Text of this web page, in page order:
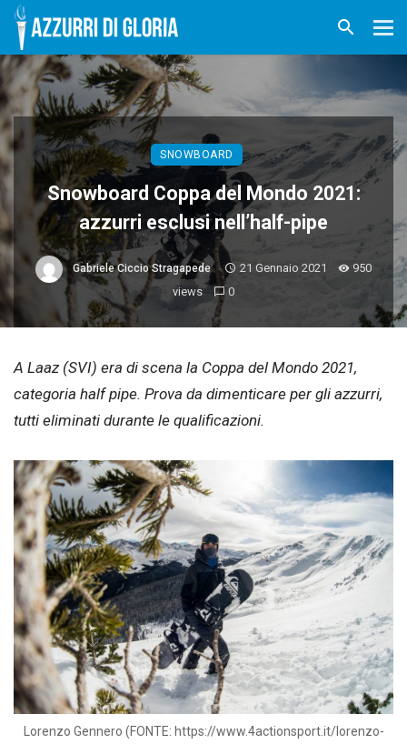
SNOWBOARD
Snowboard Coppa del Mondo 2021:
azzurri esclusi nell’half-pipe
Gabriele Ciccio Stragapede 21 Gennaio 2021
950
views
0
A Laaz (SVI) era di scena la Coppa del Mondo 2021,
categoria half pipe. Prova da dimenticare per gli azzurri,
tutti eliminati durante le qualificazioni.
Lorenzo Gennero (FONTE: https://www.4actionsport.it/lorenzo-